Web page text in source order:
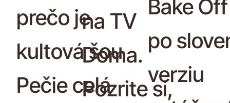
prečo je
kultová šou
Pečie celá
na TV
Doma.
Pozrite si,
Bake
po
verziu